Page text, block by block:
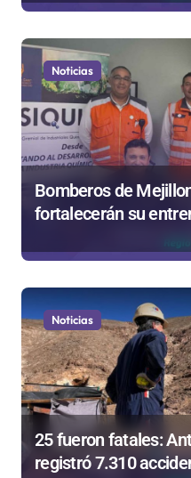
Noticias
Bomberos de
fortalecerán su
para enfrentar
complejas
Noticias
25 fueron fatales:
registró 7.310